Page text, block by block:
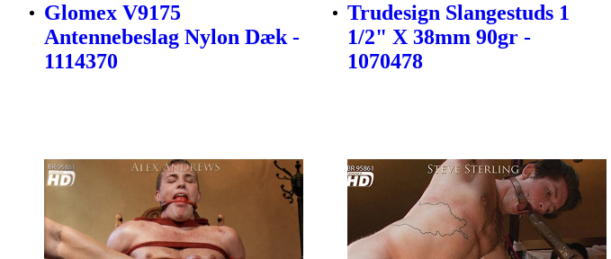
Glomex V9175
Antennebeslag Nylon Dæk -
1114370
Trudesign Slangestuds 1
1/2" X 38mm 90gr -
1070478